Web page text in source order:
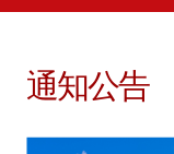
通知公告